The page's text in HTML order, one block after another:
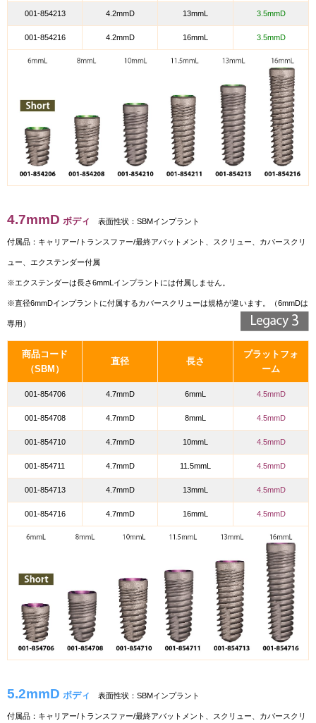
001-854213 4.2mmD 13mmL 3.5mmD
001-854216 4.2mmD 16mmL 3.5mmD
4.7mmD ボディ 表面性状：SBMインプラント
付属品： キャリアー/トランスファー/最終アバットメント、スクリュー、カバースクリ
ュー、エクステンダー付属
※エクステンダーは長さ6mmLインプラントには付属しません。
※直径6mmDインプラントに付属するカバースクリューは規格が違います。（6mmDは
専用）
商品コード
（SBM）
直径 長さ
プラットフォ
ーム
001-854706 4.7mmD 6mmL 4.5mmD
001-854708 4.7mmD 8mmL 4.5mmD
001-854710 4.7mmD 10mmL 4.5mmD
001-854711 4.7mmD 11.5mmL 4.5mmD
001-854713 4.7mmD 13mmL 4.5mmD
001-854716 4.7mmD 16mmL 4.5mmD
5.2mmD ボディ 表面性状：SBMインプラント
付属品： キャリアー/トランスファー/最終アバットメント、スクリュー、カバースクリ